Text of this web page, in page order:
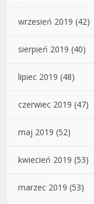
wrzesień 2019 (42)
sierpień 2019 (40)
lipiec 2019 (48)
czerwiec 2019 (47)
maj 2019 (52)
kwiecień 2019 (53)
marzec 2019 (53)